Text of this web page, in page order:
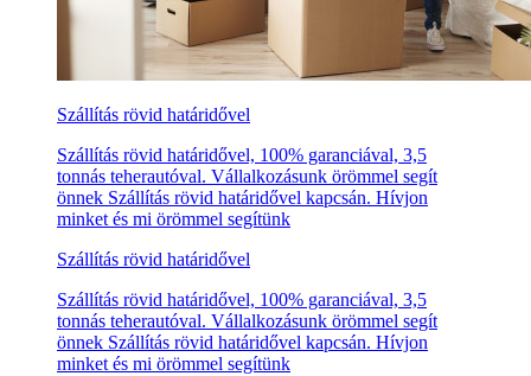
Szállítás rövid határidővel
Szállítás rövid határidővel, 100% garanciával, 3,5
tonnás teherautóval. Vállalkozásunk örömmel segít
önnek Szállítás rövid határidővel kapcsán. Hívjon
minket és mi örömmel segítünk
Szállítás rövid határidővel
Szállítás rövid határidővel, 100% garanciával, 3,5
tonnás teherautóval. Vállalkozásunk örömmel segít
önnek Szállítás rövid határidővel kapcsán. Hívjon
minket és mi örömmel segítünk